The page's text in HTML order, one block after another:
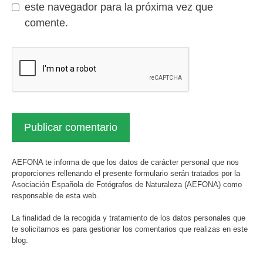
este navegador para la próxima vez que
comente.
AEFONA te informa de que los datos de carácter personal que nos
proporciones rellenando el presente formulario serán tratados por la
Asociación Española de Fotógrafos de Naturaleza (AEFONA) como
responsable de esta web.
La finalidad de la recogida y tratamiento de los datos personales que
te solicitamos es para gestionar los comentarios que realizas en este
blog.